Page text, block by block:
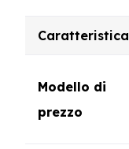
Caratteristica
Modello di
prezzo